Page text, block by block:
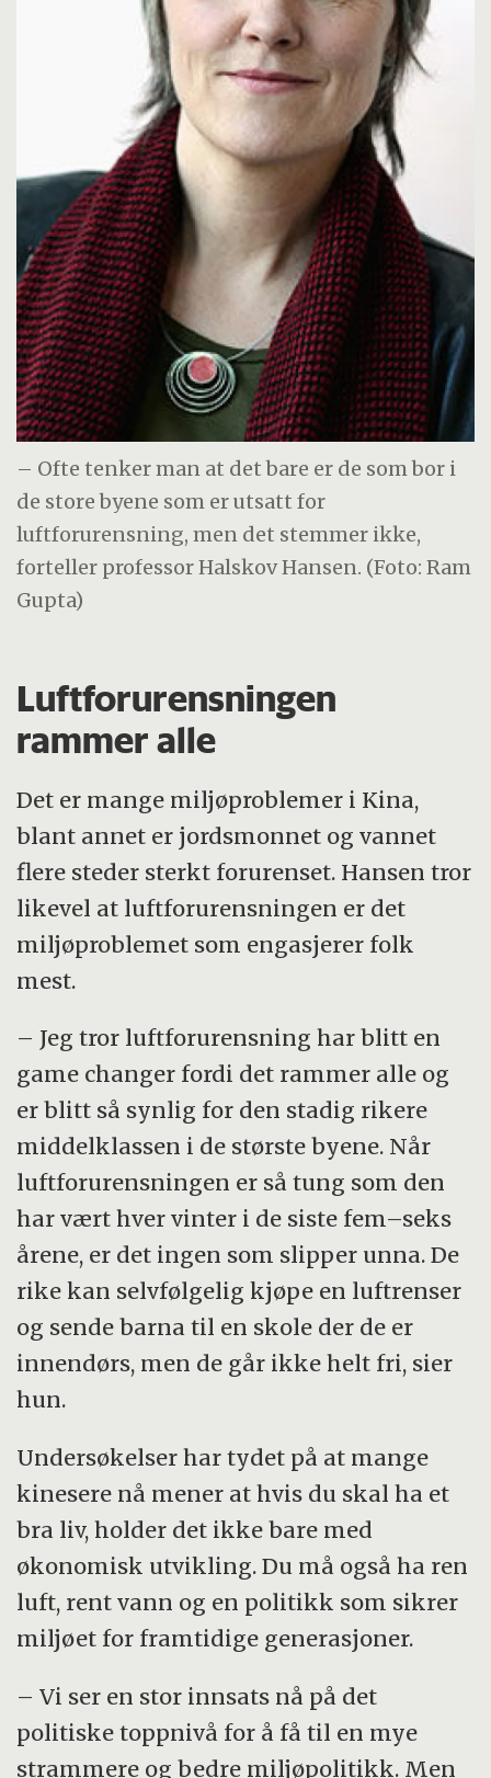
– Ofte tenker man at det bare er de som bor i
de store byene som er utsatt for
luftforurensning, men det stemmer ikke,
forteller professor Halskov Hansen. (Foto: Ram
Gupta)
Luftforurensningen
rammer alle
Det er mange miljøproblemer i Kina,
blant annet er jordsmonnet og vannet
flere steder sterkt forurenset. Hansen tror
likevel at luftforurensningen er det
miljøproblemet som engasjerer folk
mest.
– Jeg tror luftforurensning har blitt en
game changer fordi det rammer alle og
er blitt så synlig for den stadig rikere
middelklassen i de største byene. Når
luftforurensningen er så tung som den
har vært hver vinter i de siste fem–seks
årene, er det ingen som slipper unna. De
rike kan selvfølgelig kjøpe en luftrenser
og sende barna til en skole der de er
innendørs, men de går ikke helt fri, sier
hun.
Undersøkelser har tydet på at mange
kinesere nå mener at hvis du skal ha et
bra liv, holder det ikke bare med
økonomisk utvikling. Du må også ha ren
luft, rent vann og en politikk som sikrer
miljøet for framtidige generasjoner.
– Vi ser en stor innsats nå på det
politiske toppnivå for å få til en mye
strammere og bedre miljøpolitikk. Men